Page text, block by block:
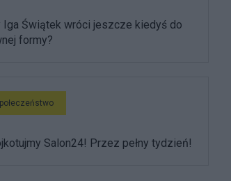
Iga Świątek wróci jeszcze kiedyś do
formy?
Salon24! Przez pełny tydzień!